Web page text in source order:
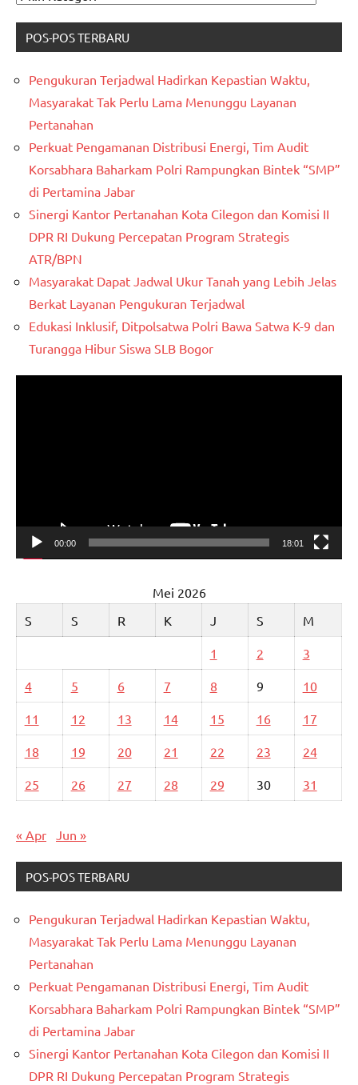
POS-POS TERBARU
Pengukuran Terjadwal Hadirkan Kepastian Waktu,
Masyarakat Tak Perlu Lama Menunggu Layanan
Pertanahan
Perkuat Pengamanan Distribusi Energi, Tim Audit
Korsabhara Baharkam Polri Rampungkan Bintek “SMP”
di Pertamina Jabar
Sinergi Kantor Pertanahan Kota Cilegon dan Komisi II
DPR RI Dukung Percepatan Program Strategis
ATR/BPN
Masyarakat Dapat Jadwal Ukur Tanah yang Lebih Jelas
Berkat Layanan Pengukuran Terjadwal
Edukasi Inklusif, Ditpolsatwa Polri Bawa Satwa K-9 dan
Turangga Hibur Siswa SLB Bogor
00:00 18:01
Mei 2026
S
S R K J S M
1 2 3
4 5 6 7 8 9 10
11 12 13 14 15 16 17
18 19 20 21 22 23 24
25 26 27 28 29 30 31
« Apr Jun »
POS-POS TERBARU
Pengukuran Terjadwal Hadirkan Kepastian Waktu,
Masyarakat Tak Perlu Lama Menunggu Layanan
Pertanahan
Perkuat Pengamanan Distribusi Energi, Tim Audit
Korsabhara Baharkam Polri Rampungkan Bintek “SMP”
di Pertamina Jabar
Sinergi Kantor Pertanahan Kota Cilegon dan Komisi II
DPR RI Dukung Percepatan Program Strategis